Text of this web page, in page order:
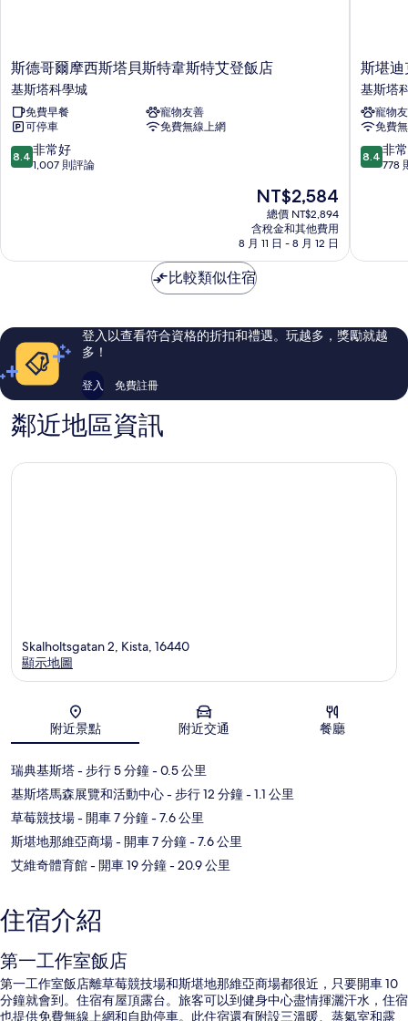
斯
德
哥
爾
摩
西
斯
斯
飯
店
斯
科
學
斯德哥爾摩西斯塔貝斯特韋斯特艾登飯店
基斯塔科學城
免費早餐
寵物友善
可停車
免費無線上網
8.4
分，
常
評
論
8.4 非常好
1,007 則評論
現
在
價
格
為
NT$2,584
NT$2,584
總價 NT$2,894
含稅金和其他費用
8 月 11 日 - 8 月 12 日
斯
堪
迪
克
基
斯
塔
科
斯堪迪
基斯塔
寵物
免費
8.4
分，
常
評
論
8.4 非
778
比較類似住宿
登入以查看符合資格的折扣和禮遇。玩越多，獎勵就越
多！
登入 免費註冊
鄰近地區資訊
地圖
Skalholtsgatan 2, Kista, 16440
顯示地圖
附近景點 附近交通 餐廳
瑞典基斯塔- 步行 5 分鐘- 0.5 公里
基斯塔馬森展覽和活動中心- 步行 12 分鐘- 1.1 公里
草莓競技場- 開車 7 分鐘- 7.6 公里
斯堪地那維亞商場- 開車 7 分鐘- 7.6 公里
艾維奇體育館- 開車 19 分鐘- 20.9 公里
住宿介紹
第一工作室飯店
第一工作室飯店離草莓競技場和斯堪地那維亞商場都很近，只要開車 10
分鐘就會到。住宿有屋頂露台。旅客可以到健身中心盡情揮灑汗水，住宿
也提供免費無線上網和自助停車。此住宿還有附設三溫暖、蒸氣室和露